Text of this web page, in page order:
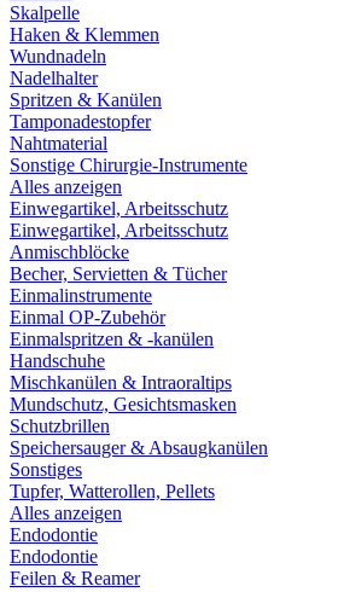
Skalpelle
Haken & Klemmen
Wundnadeln
Nadelhalter
Spritzen & Kanülen
Tamponadestopfer
Nahtmaterial
Sonstige Chirurgie-Instrumente
Alles anzeigen
Einwegartikel, Arbeitsschutz
Einwegartikel, Arbeitsschutz
Anmischblöcke
Becher, Servietten & Tücher
Einmalinstrumente
Einmal OP-Zubehör
Einmalspritzen & -kanülen
Handschuhe
Mischkanülen & Intraoraltips
Mundschutz, Gesichtsmasken
Schutzbrillen
Speichersauger & Absaugkanülen
Sonstiges
Tupfer, Watterollen, Pellets
Alles anzeigen
Endodontie
Endodontie
Feilen & Reamer